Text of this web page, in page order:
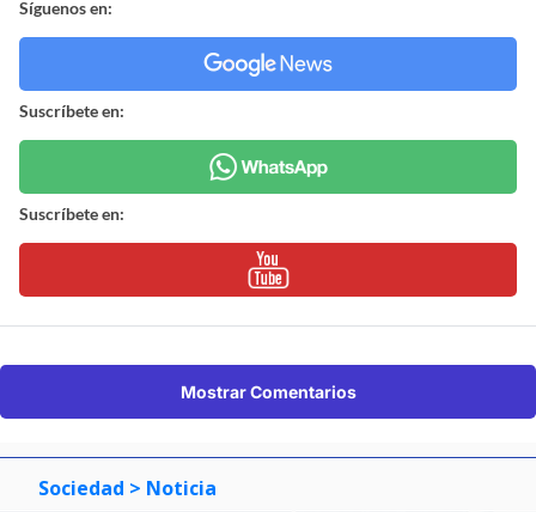
Síguenos en:
Suscríbete en:
Suscríbete en:
Mostrar Comentarios
Sociedad > Noticia